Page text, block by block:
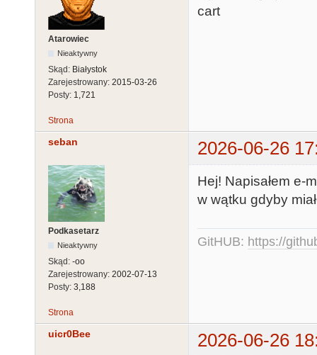
Atarowiec
Nieaktywny
Skąd: Białystok
Zarejestrowany: 2015-03-26
Posty: 1,721
cart
Strona
seban 2026-06-26
Podkasetarz
Nieaktywny
Skąd: -oo
Zarejestrowany: 2002-07-13
Posty: 3,188
Hej! Napisałem e-
w wątku gdyby
GitHUB: https://
Strona
uicr0Bee 2026-06-26